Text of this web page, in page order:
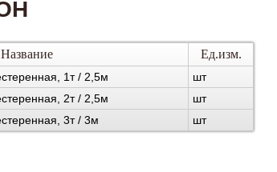
Название Ед.изм.
1т / 2,5м
шт
2т / 2,5м
шт
3т / 3м шт